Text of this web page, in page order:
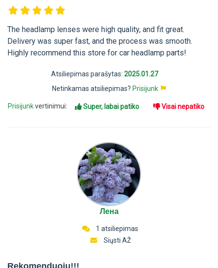
The headlamp lenses were high quality, and fit great.
Delivery was super fast, and the process was smooth.
Highly recommend this store for car headlamp parts!
Atsiliepimas parašytas: 2025.01.27
Netinkamas atsiliepimas? Prisijunk
Prisijunkvertinimui: Super, labai patiko Visai nepatiko
Лена
1 atsiliepimas
Siųsti AŽ